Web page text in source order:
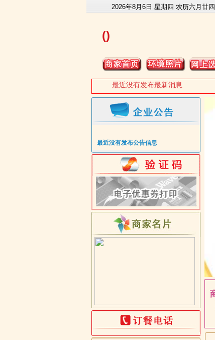
2026年8月6日 星期四 农历六月廿四
()
最近没有发布最新消息
最近没有发布公告信息